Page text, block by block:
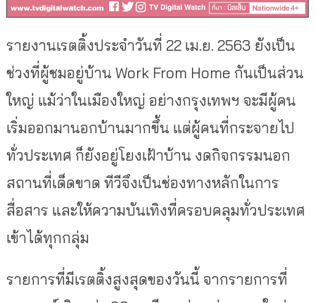
รายงานเรตติ้งประจำวันที่ 22 เม.ย. 2563 ยังเป็น
ช่วงที่ผู้ชมอยู่บ้าน Work From Home กันเป็นส่วน
ใหญ่ แม้ว่าในเมืองใหญ่ อย่างกรุงเทพฯ จะมีผู้คน
เริ่มออกมานอกบ้านมากขึ้น แต่ผู้คนที่กระจายไป
ทั่วประเทศ ก็ยังอยู่โยงเฝ้าบ้าน งดกิจกรรมนอก
สถานที่เด็ดขาด ทีวีจึงเป็นช่องทางหลักในการ
สื่อสาร และให้ความบันเทิงที่ครอบคลุมทั่วประเทศ
เข้าได้ทุกกลุ่ม
รายการที่มีเรตติ้งสูงสุดของวันนี้ จากรายการที่